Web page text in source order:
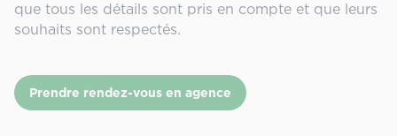
que tous les détails sont pris en compte et que leurs
souhaits sont respectés.
Prendre rendez-vous en agence